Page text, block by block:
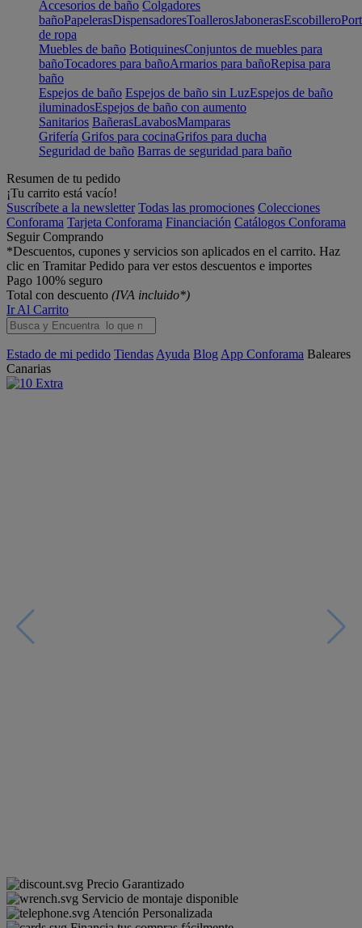
Accesorios de baño Colgadores
bañoPapelerasDispensadoresToallerosJabonerasEscobillero
de ropa
Muebles de baño BotiquinesConjuntos de muebles para
bañoTocadores para bañoArmarios para bañoRepisa para
baño
Espejos de baño Espejos de baño sin LuzEspejos de baño
iluminadosEspejos de baño con aumento
Sanitarios BañerasLavabosMamparas
Grifería Grifos para cocinaGrifos para ducha
Seguridad de baño Barras de seguridad para baño
Resumen de tu pedido
¡Tu carrito está vacío!
Suscríbete a la newsletter Todas las promociones Colecciones
Conforama Tarjeta Conforama Financiación Catálogos Conforama
Seguir Comprando
*Descuentos, cupones y servicios son aplicados en el carrito. Haz
clic en Tramitar Pedido para ver estos descuentos e importes
Pago 100% seguro
Total con descuento (IVA incluido*)
Ir Al Carrito
Estado de mi pedido Tiendas Ayuda Blog App Conforama Baleares
Canarias
Precio Garantizado
Servicio de montaje disponible
Atención Personalizada